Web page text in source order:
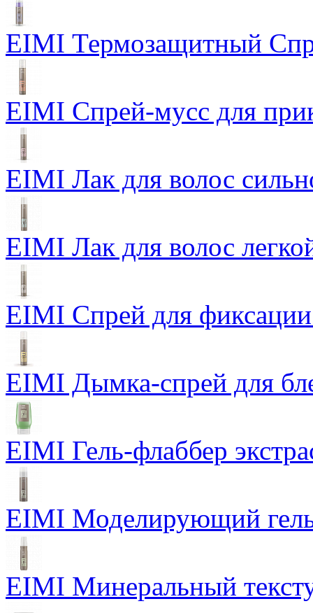
EIMI Термозащитный
EIMI Спрей-мусс для
EIMI Лак для волос
EIMI Лак для волос
EIMI Спрей для
EIMI Дымка-спрей для
EIMI Гель-флаббер
EIMI Моделирующий
EIMI Минеральный